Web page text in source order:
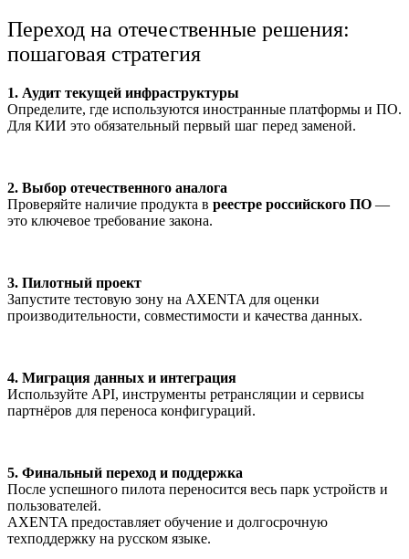
Переход на отечественные решения:
пошаговая стратегия
1. Аудит текущей инфраструктуры
Определите, где используются иностранные платформы и ПО.
Для КИИ это обязательный первый шаг перед заменой.
2. Выбор отечественного аналога
Проверяйте наличие продукта в реестре российского ПО —
это ключевое требование закона.
3. Пилотный проект
Запустите тестовую зону на AXENTA для оценки
производительности, совместимости и качества данных.
4. Миграция данных и интеграция
Используйте API, инструменты ретрансляции и сервисы
партнёров для переноса конфигураций.
5. Финальный переход и поддержка
После успешного пилота переносится весь парк устройств и
пользователей.
AXENTA предоставляет обучение и долгосрочную
техподдержку на русском языке.